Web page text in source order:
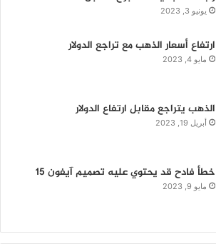
يونيو 3, 2023
ارتفاع أسعار الذهب مع تراجع الدولار
مايو 4, 2023
الذهب يتراجع مقابل ارتفاع الدولار
أبريل 19, 2023
خطأ فادح قد يحتوي عليه تصميم آيفون 15
مايو 9, 2023